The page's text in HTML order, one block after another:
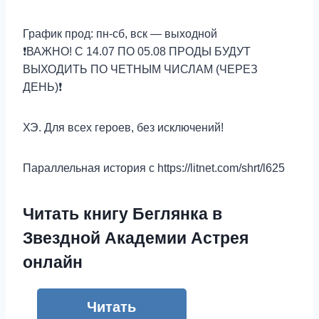
График прод: пн-сб, вск — выходной
❗ВАЖНО! С 14.07 ПО 05.08 ПРОДЫ БУДУТ
ВЫХОДИТЬ ПО ЧЕТНЫМ ЧИСЛАМ (ЧЕРЕЗ
ДЕНЬ)❗
ХЭ. Для всех героев, без исключений!
Параллельная история с https://litnet.com/shrt/l625
Читать книгу Беглянка в
Звездной Академии Астрея
онлайн
Читать